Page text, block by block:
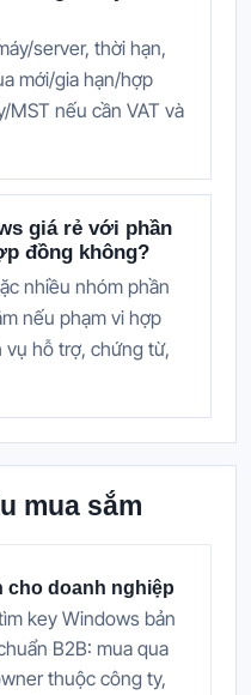
server, thời hạn,
mới/gia hạn/hợp
nếu cần VAT và
giá rẻ với phần
đồng không?
nhiều nhóm phần
nếu phạm vi hợp
vụ hỗ trợ, chứng từ,
mua sắm
cho doanh nghiệp
key Windows bản
B2B: mua qua
thuộc công ty,